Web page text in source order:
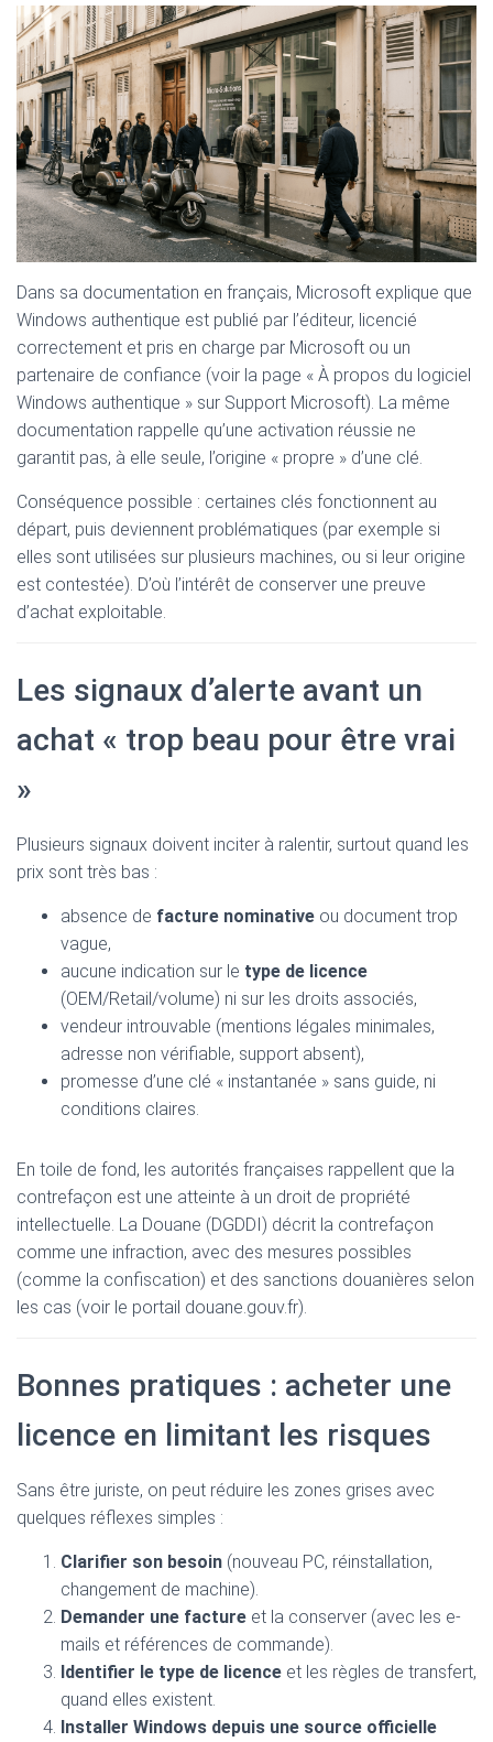
Dans sa documentation en français, Microsoft explique que
Windows authentique est publié par l’éditeur, licencié
correctement et pris en charge par Microsoft ou un
partenaire de confiance (voir la page « À propos du logiciel
Windows authentique » sur Support Microsoft). La même
documentation rappelle qu’une activation réussie ne
garantit pas, à elle seule, l’origine « propre » d’une clé.
Conséquence possible : certaines clés fonctionnent au
départ, puis deviennent problématiques (par exemple si
elles sont utilisées sur plusieurs machines, ou si leur origine
est contestée). D’où l’intérêt de conserver une preuve
d’achat exploitable.
Les signaux d’alerte avant un
achat « trop beau pour être vrai
»
Plusieurs signaux doivent inciter à ralentir, surtout quand les
prix sont très bas :
absence de facture nominative ou document trop
vague,
aucune indication sur le type de licence
(OEM/Retail/volume) ni sur les droits associés,
vendeur introuvable (mentions légales minimales,
adresse non vérifiable, support absent),
promesse d’une clé « instantanée » sans guide, ni
conditions claires.
En toile de fond, les autorités françaises rappellent que la
contrefaçon est une atteinte à un droit de propriété
intellectuelle. La Douane (DGDDI) décrit la contrefaçon
comme une infraction, avec des mesures possibles
(comme la confiscation) et des sanctions douanières selon
les cas (voir le portail douane.gouv.fr).
Bonnes pratiques : acheter une
licence en limitant les risques
Sans être juriste, on peut réduire les zones grises avec
quelques réflexes simples :
Clarifier son besoin (nouveau PC, réinstallation,
changement de machine).
Demander une facture et la conserver (avec les e-
mails et références de commande).
Identifier le type de licence et les règles de transfert,
quand elles existent.
Installer Windows depuis une source officielle